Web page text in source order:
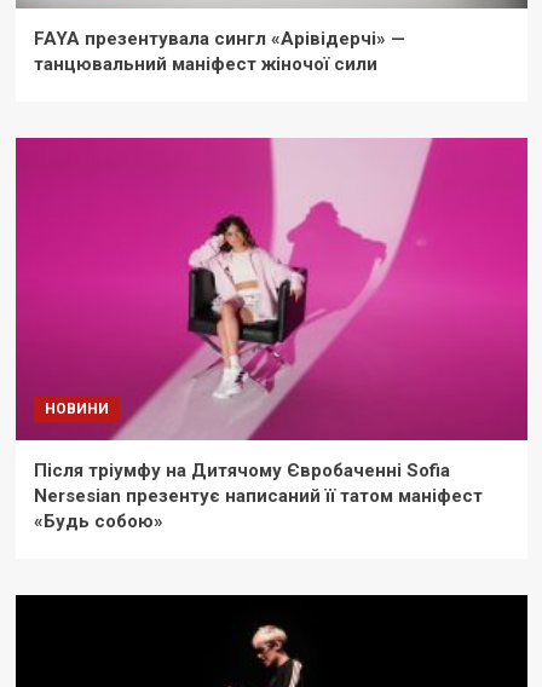
FAYA презентувала сингл «Арівідерчі» —
танцювальний маніфест жіночої сили
НОВИНИ
Після тріумфу на Дитячому Євробаченні Sofia
Nersesian презентує написаний її татом маніфест
«Будь собою»